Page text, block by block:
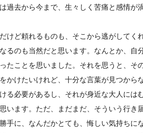
過去から今まで、生々しく苦痛と感情が
けど頼れるものも、そこから逃がしてく
るのも当然だと思います。なんとか、自
たことを思いました。それを思うと、そ
かけたいけれど、十分な言葉が見つから
る必要があるし、それが身近な大人には
います。ただ、まだまだ、そういう行き
手に、なんだかとても、悔しい気持ちに